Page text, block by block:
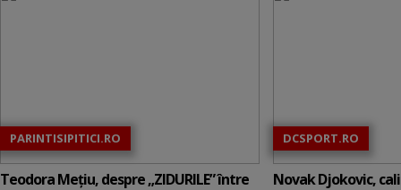
PARINTISIPITICI.RO
Teodora Mețiu, despre „ZIDURILE” între
DCSPORT.RO
Novak Djokovic,